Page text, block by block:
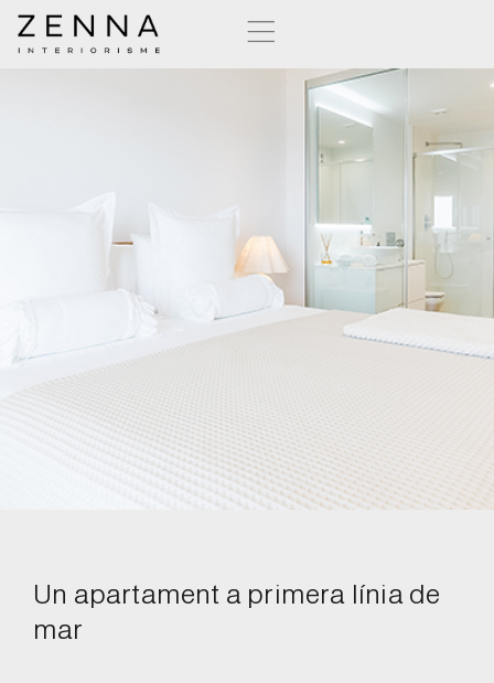
Un apartament a primera línia de
mar